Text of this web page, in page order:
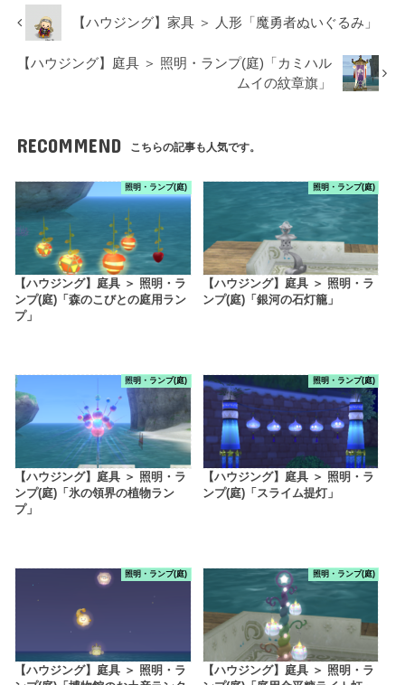
【ハウジング】家具 ＞ 人形「魔勇者ぬいぐるみ」
【ハウジング】庭具 ＞ 照明・ランプ(庭)「カミハル
ムイの紋章旗」
RECOMMEND こちらの記事も人気です。
照明・ランプ(庭)
【ハウジング】庭具 ＞ 照明・ラ
ンプ(庭)「森のこびとの庭用ラン
プ」
照明・ランプ(庭)
【ハウジング】庭具 ＞ 照明・ラ
ンプ(庭)「銀河の石灯籠」
照明・ランプ(庭)
【ハウジング】庭具 ＞ 照明・ラ
ンプ(庭)「氷の領界の植物ラン
プ」
照明・ランプ(庭)
【ハウジング】庭具 ＞ 照明・ラ
ンプ(庭)「スライム提灯」
照明・ランプ(庭)
【ハウジング】庭具 ＞ 照明・ラ
照明・ランプ(庭)
【ハウジング】庭具 ＞ 照明・ラ